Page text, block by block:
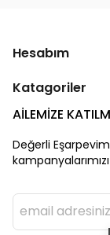
Hesabım
Katagoriler
AİLEMİZE
Değerli Eşarpevim